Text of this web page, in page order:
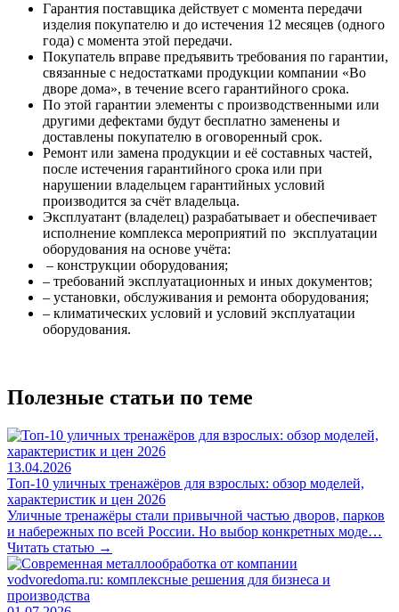
Гарантия поставщика действует с момента передачи
изделия покупателю и до истечения 12 месяцев (одного
года) с момента этой передачи.
Покупатель вправе предъявить требования по гарантии,
связанные с недостатками продукции компании «Во
дворе дома», в течение всего гарантийного срока.
По этой гарантии элементы с производственными или
другими дефектами будут бесплатно заменены и
доставлены покупателю в оговоренный срок.
Ремонт или замена продукции и её составных частей,
после истечения гарантийного срока или при
нарушении владельцем гарантийных условий
производится за счёт владельца.
Эксплуатант (владелец) разрабатывает и обеспечивает
исполнение комплекса мероприятий по эксплуатации
оборудования на основе учёта:
– конструкции оборудования;
– требований эксплуатационных и иных документов;
– установки, обслуживания и ремонта оборудования;
– климатических условий и условий эксплуатации
оборудования.
Полезные статьи по теме
13.04.2026
Топ-10 уличных тренажёров для взрослых: обзор моделей,
характеристик и цен 2026
Уличные тренажёры стали привычной частью дворов, парков
и набережных по всей России. Но выбор конкретных моде…
Читать статью →